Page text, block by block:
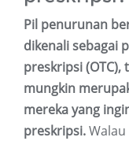
Pil penurunan
dikenali sebagai
preskripsi (OTC),
mungkin
mereka yang
preskripsi.